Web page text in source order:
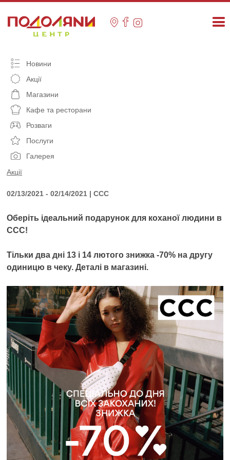
content
Новини
Акції
Магазини
Кафе та ресторани
Розваги
Послуги
Галерея
Акції
02/13/2021 - 02/14/2021 | ССС
Оберіть ідеальний подарунок для коханої людини в
ССС!
Тільки два дні 13 і 14 лютого знижка -70% на другу
одиницю в чеку. Деталі в магазині.